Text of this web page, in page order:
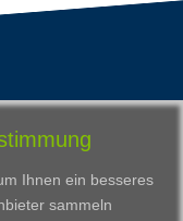
Bildungsangebot
Ausbildung
Zertifikatslehrgänge
Fortbildung
Ihnen ein besseres
sammeln